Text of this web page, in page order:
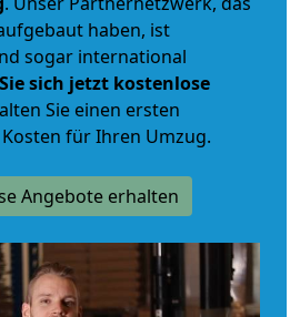
haben, ist
sogar international
sich jetzt kostenlose
Sie einen ersten
für Ihren Umzug.
Angebote erhalten